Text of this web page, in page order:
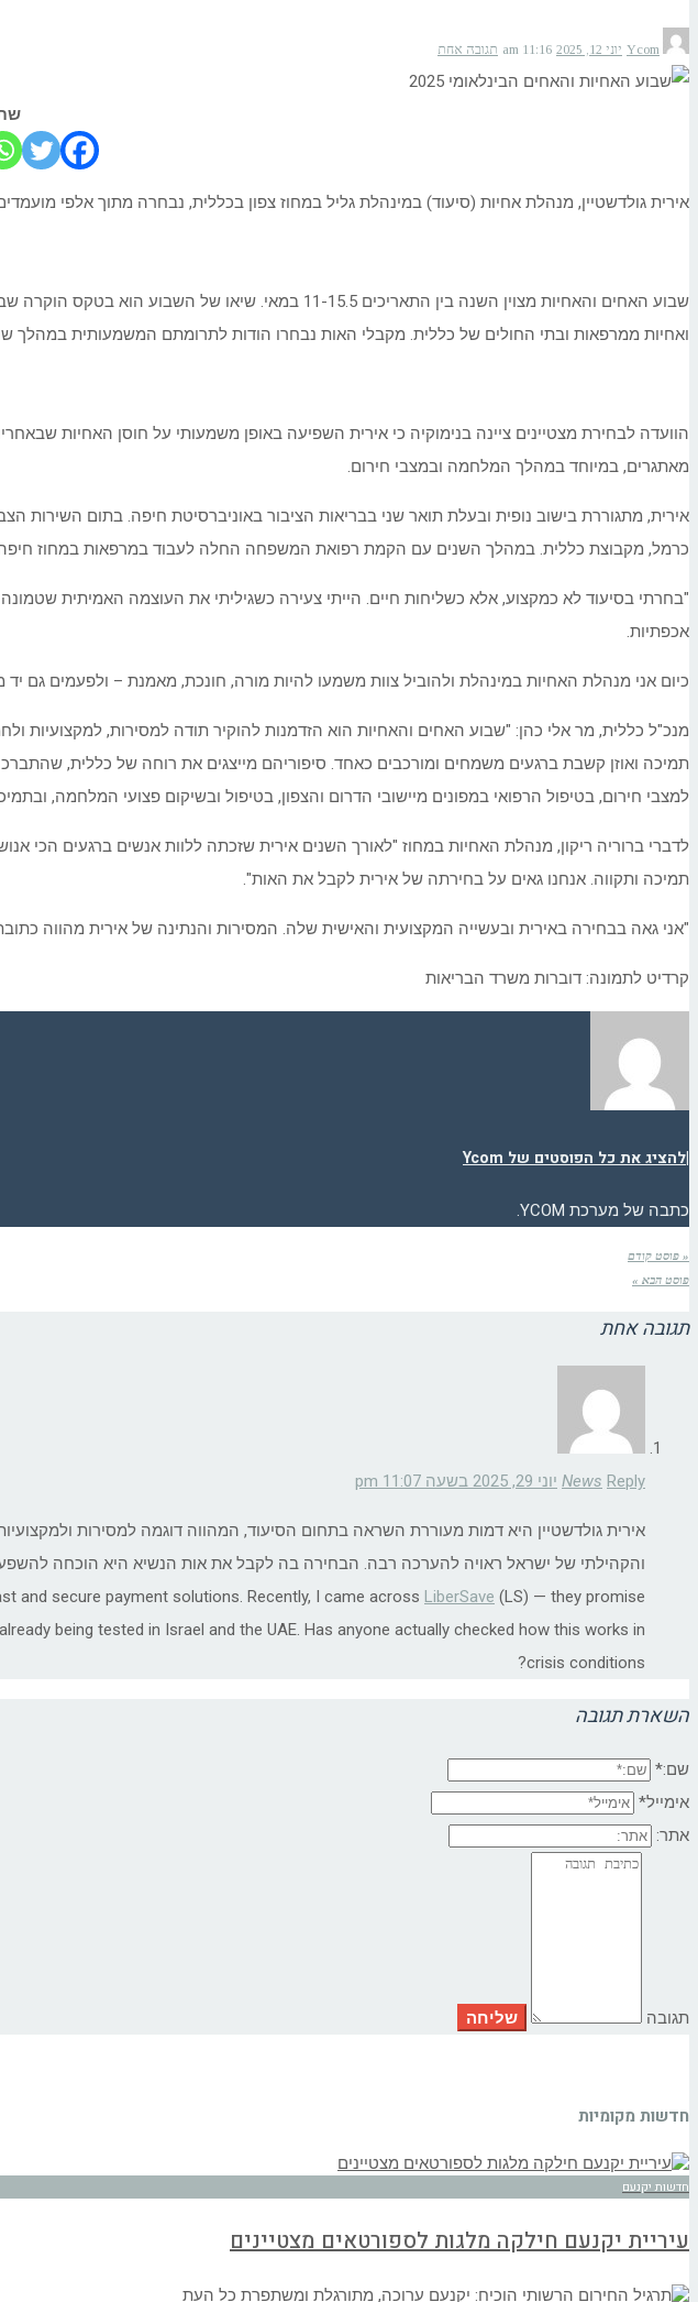
Ycom יוני 12, 2025 11:16 am תגובה אחת
אירית גולדשטיין, מנהלת אחיות (סיעוד) במינהלת גליל במחוז צפון בכללית, נבחרה מתוך אלפי
ואחיות ממרפאות ובתי החולים של כללית. מקבלי האות נבחרו הודות לתרומתם המשמעותית במהלך
הוועדה לבחירת מצטיינים ציינה בנימוקיה כי אירית השפיעה באופן משמעותי על חוסן האחיות
מאתגרים, במיוחד במהלך המלחמה ובמצבי חירום.
אירית, מתגוררת בישוב נופית ובעלת תואר שני בבריאות הציבור באוניברסיטת חיפה. בתום השירות
כרמל, מקבוצת כללית. במהלך השנים עם הקמת רפואת המשפחה החלה לעבוד במרפאות במחוז חיפה
"בחרתי בסיעוד לא כמקצוע, אלא כשליחות חיים. הייתי צעירה כשגיליתי את העוצמה האמיתית
אכפתיות.
כיום אני מנהלת האחיות במינהלת ולהוביל צוות משמעו להיות מורה, חונכת, מאמנת – ולפעמים גם
תמיכה ואוזן קשבת ברגעים משמחים ומורכבים כאחד. סיפוריהם מייצגים את רוחה של כללית,
למצבי חירום, בטיפול הרפואי במפונים מיישובי הדרום והצפון, בטיפול ובשיקום פצועי המלחמה,
לדברי ברוריה ריקון, מנהלת האחיות במחוז "לאורך השנים אירית שזכתה ללוות אנשים ברגעים הכי
תמיכה ותקווה. אנחנו גאים על בחירתה של אירית לקבל את האות".
"אני גאה בבחירה באירית ובעשייה המקצועית והאישית שלה. המסירות והנתינה של אירית מהווה
קרדיט לתמונה: דוברות משרד הבריאות
|להציג את כל הפוסטים של Ycom
כתבה של מערכת YCOM.
« פוסט קודם
פוסט הבא »
תגובה אחת
News Reply יוני 29, 2025 בשעה 11:07 pm
אירית גולדשטיין היא דמות מעוררת השראה בתחום הסיעוד, המהווה דוגמה למסירות
and secure payment solutions. Recently, I came across LiberSave (LS) — they promise
being tested in Israel and the UAE. Has anyone actually checked how this works in
crisis conditions?
השארת תגובה
שם:*
אימייל*
אתר:
תגובה
חדשות מקומיות
חדשות יקנעם
עיריית יקנעם חילקה מלגות לספורטאים מצטיינים